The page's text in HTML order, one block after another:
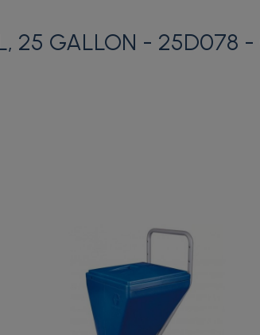
25 GALLON - 25D078